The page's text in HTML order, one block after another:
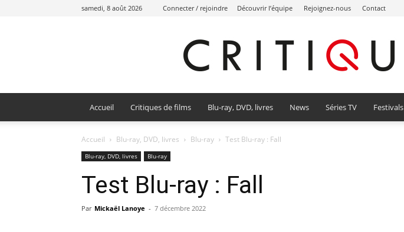
samedi, 8 août 2026 Connecter / rejoindre Découvrir l’équipe Rejoignez-nous Contact
Accueil Critiques de films Blu-ray, DVD, livres News Séries TV Festivals
Accueil Blu-ray, DVD, livres Blu-ray Test Blu-ray : Fall
Blu-ray, DVD, livres Blu-ray
Test Blu-ray : Fall
Par Mickaël Lanoye - 7 décembre 2022